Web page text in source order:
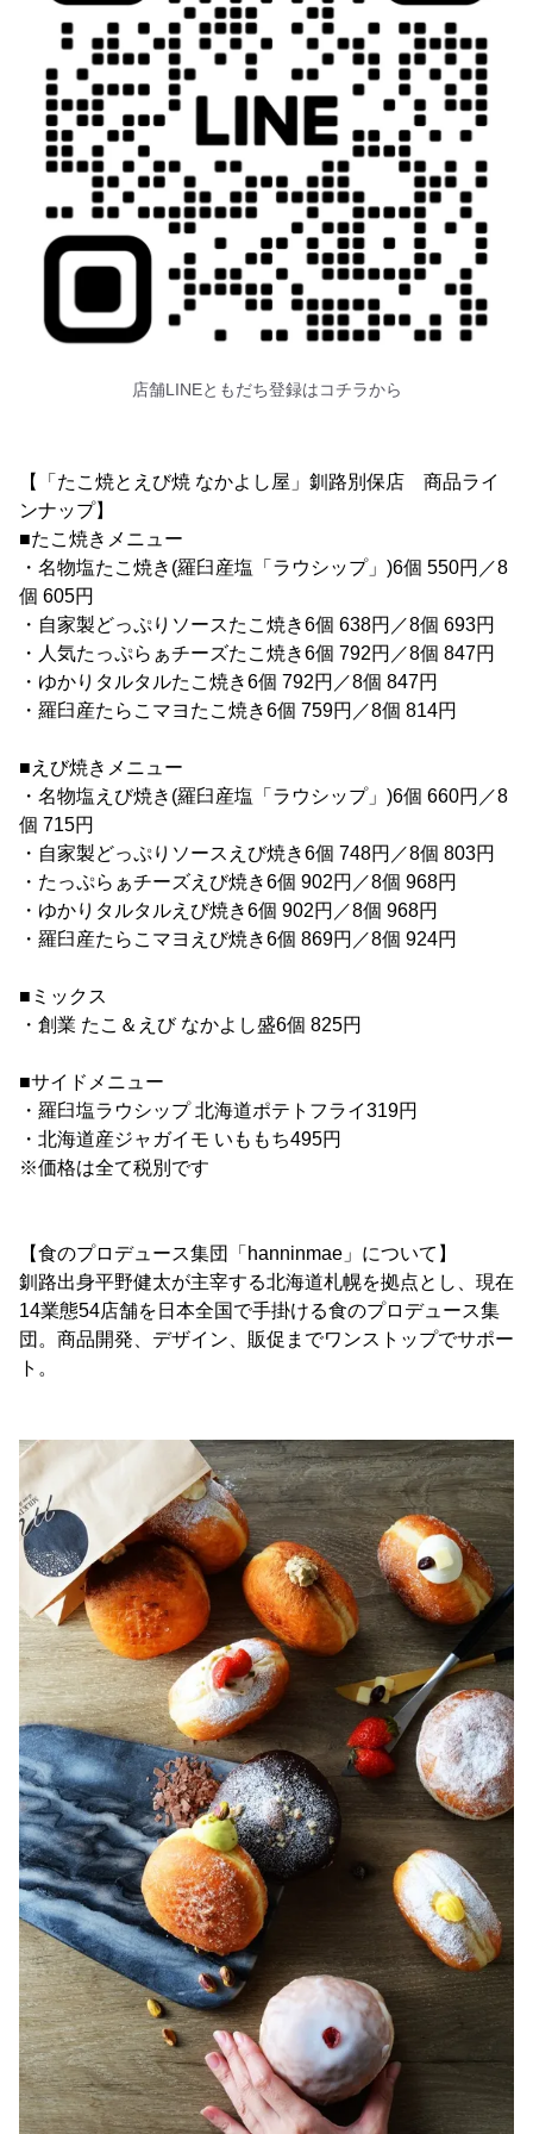
店舗LINEともだち登録はコチラから
【「たこ焼とえび焼 なかよし屋」釧路別保店 商品ライ
ンナップ】
■たこ焼きメニュー
・名物塩たこ焼き(羅臼産塩「ラウシップ」)6個 550円／8
個 605円
・自家製どっぷりソースたこ焼き6個 638円／8個 693円
・人気たっぷらぁチーズたこ焼き6個 792円／8個 847円
・ゆかりタルタルたこ焼き6個 792円／8個 847円
・羅臼産たらこマヨたこ焼き6個 759円／8個 814円
■えび焼きメニュー
・名物塩えび焼き(羅臼産塩「ラウシップ」)6個 660円／8
個 715円
・自家製どっぷりソースえび焼き6個 748円／8個 803円
・たっぷらぁチーズえび焼き6個 902円／8個 968円
・ゆかりタルタルえび焼き6個 902円／8個 968円
・羅臼産たらこマヨえび焼き6個 869円／8個 924円
■ミックス
・創業 たこ＆えび なかよし盛6個 825円
■サイドメニュー
・羅臼塩ラウシップ 北海道ポテトフライ319円
・北海道産ジャガイモ いももち495円
※価格は全て税別です
【食のプロデュース集団「hanninmae」について】
釧路出身平野健太が主宰する北海道札幌を拠点とし、現在
14業態54店舗を日本全国で手掛ける食のプロデュース集
団。商品開発、デザイン、販促までワンストップでサポー
ト。